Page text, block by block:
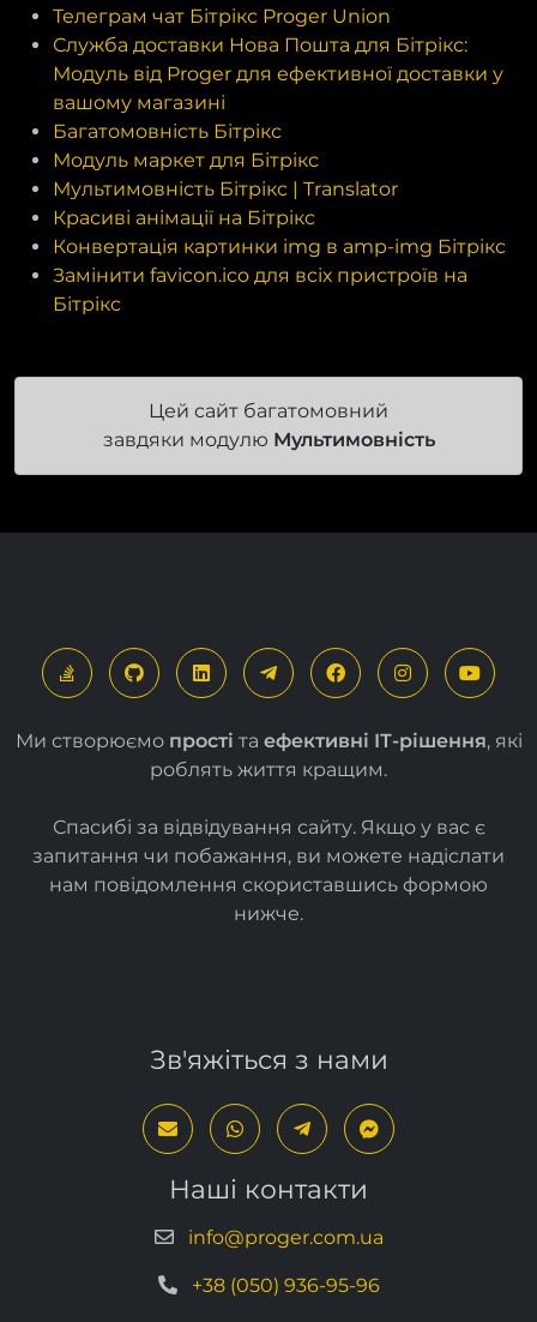
Телеграм чат Бітрікс Proger Union
Служба доставки Нова Пошта для Бітрікс:
Модуль від Proger для ефективної доставки у
вашому магазині
Багатомовність Бітрікс
Модуль маркет для Бітрікс
Мультимовність Бітрікс | Translator
Красиві анімації на Бітрікс
Конвертація картинки img в amp-img Бітрікс
Замінити favicon.ico для всіх пристроїв на
Бітрікс
Цей сайт багатомовний
завдяки модулю Мультимовність
Ми створюємо прості та ефективні ІТ-рішення, які
роблять життя кращим.
Спасибі за відвідування сайту. Якщо у вас є
запитання чи побажання, ви можете надіслати
нам повідомлення скориставшись формою
нижче.
Зв'яжіться з нами
Наші контакти
info@proger.com.ua
+38 (050) 936-95-96